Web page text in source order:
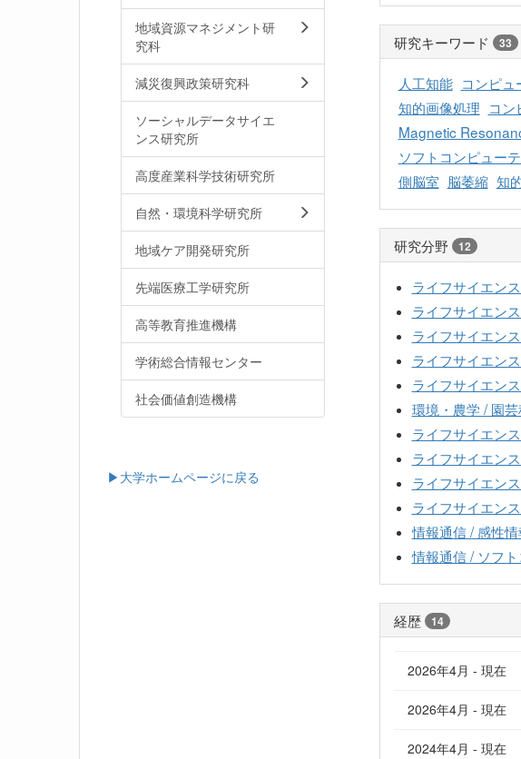
研究キーワード 33
人工知能 コンピ
知的画像処理 コン
Magnetic
ソフトコンピュー
側脳室 脳萎縮 知
研究分野 12
ライフサイエン
ライフサイエン
ライフサイエン
ライフサイエン
ライフサイエン
環境・農学 / 園
ライフサイエン
ライフサイエン
ライフサイエン
ライフサイエン
情報通信 / 感性
情報通信 / ソフ
経歴 14
2026年4月 - 現在
2026年4月 - 現在
2024年4月 - 現在
地域資源マネジメント研
究科
減災復興政策研究科
ソーシャルデータサイエ
ンス研究所
高度産業科学技術研究所
自然・環境科学研究所
地域ケア開発研究所
先端医療工学研究所
高等教育推進機構
学術総合情報センター
社会価値創造機構
▶大学ホームページに戻る